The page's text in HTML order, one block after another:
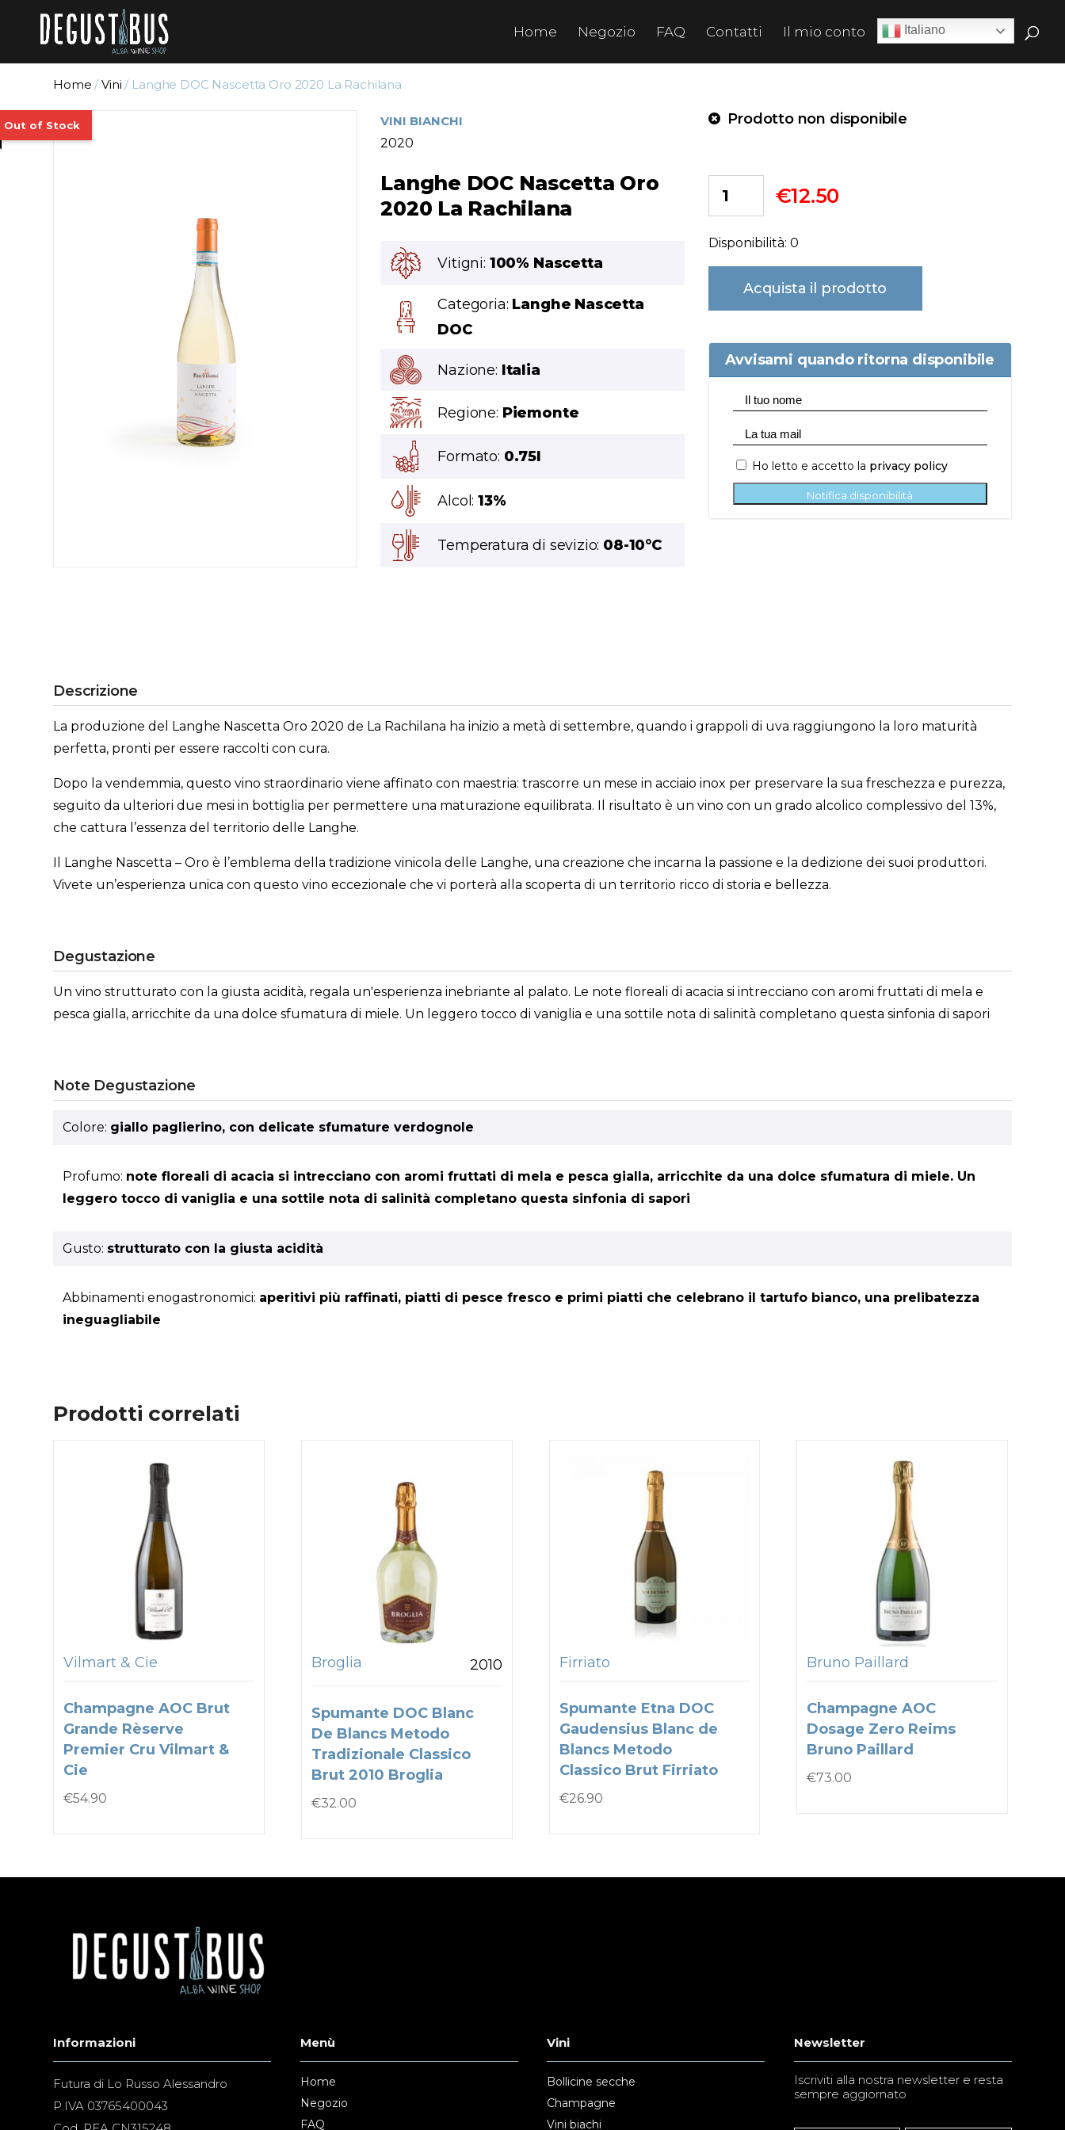
Home Negozio FAQ Contatti Il mio conto
Home /Vini / Langhe DOC Nascetta Oro 2020 La Rachilana
VINI BIANCHI
2020
Langhe DOC Nascetta Oro
2020 La Rachilana
Vitigni: 100% Nascetta
Categoria: Langhe Nascetta
DOC
Nazione: Italia
Regione: Piemonte
Formato: 0.75l
Alcol:13%
Temperatura di sevizio: 08-10°C
Prodotto non disponibile
€12.50
Disponibilità: 0
Acquista il prodotto
Avvisami quando ritorna disponibile
Ho letto e accetto la privacy policy
Notifica disponibilità
Descrizione
La produzione del Langhe Nascetta Oro 2020 de La Rachilana ha inizio a metà di settembre, quando i grappoli di uva raggiungono la loro maturità
perfetta, pronti per essere raccolti con cura.
Dopo la vendemmia, questo vino straordinario viene affinato con maestria: trascorre un mese in acciaio inox per preservare la sua freschezza e purezza,
seguito da ulteriori due mesi in bottiglia per permettere una maturazione equilibrata. Il risultato è un vino con un grado alcolico complessivo del 13%,
che cattura l’essenza del territorio delle Langhe.
Il Langhe Nascetta – Oro è l’emblema della tradizione vinicola delle Langhe, una creazione che incarna la passione e la dedizione dei suoi produttori.
Vivete un’esperienza unica con questo vino eccezionale che vi porterà alla scoperta di un territorio ricco di storia e bellezza.
Degustazione
Un vino strutturato con la giusta acidità, regala un'esperienza inebriante al palato. Le note floreali di acacia si intrecciano con aromi fruttati di mela e
pesca gialla, arricchite da una dolce sfumatura di miele. Un leggero tocco di vaniglia e una sottile nota di salinità completano questa sinfonia di sapori
Note Degustazione
Colore: giallo paglierino, con delicate sfumature verdognole
Profumo: note floreali di acacia si intrecciano con aromi fruttati di mela e pesca gialla, arricchite da una dolce sfumatura di miele. Un
leggero tocco di vaniglia e una sottile nota di salinità completano questa sinfonia di sapori
Gusto: strutturato con la giusta acidità
Abbinamenti enogastronomici: aperitivi più raffinati, piatti di pesce fresco e primi piatti che celebrano il tartufo bianco, una prelibatezza
ineguagliabile
Prodotti correlati
Vilmart & Cie
Champagne AOC Brut
Grande Rèserve
Premier Cru Vilmart &
Cie
€54.90
Broglia 2010
Spumante DOC Blanc
De Blancs Metodo
Tradizionale Classico
Brut 2010 Broglia
€32.00
Firriato
Spumante Etna DOC
Gaudensius Blanc de
Blancs Metodo
Classico Brut Firriato
€26.90
Bruno Paillard
Champagne AOC
Dosage Zero Reims
Bruno Paillard
€73.00
Informazioni
Futura di Lo Russo Alessandro
P.IVA 03765400043
Menù
Home
Negozio
FAQ
Vini
Bollicine secche
Champagne
Vini biachi
Newsletter
Iscriviti alla nostra newsletter e resta
sempre aggiornato
Italiano